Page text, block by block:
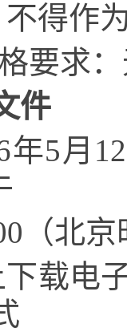
得作
要求：
件
年5月 12
（北
下载电